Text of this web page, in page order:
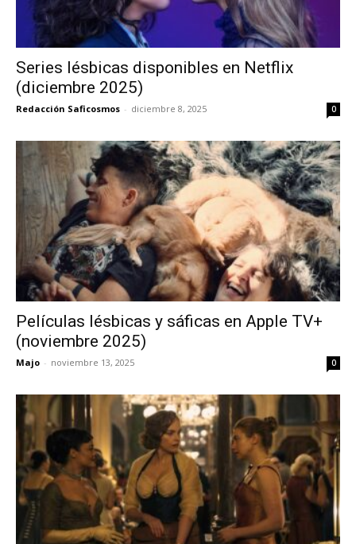
Series lésbicas disponibles en Netflix
(diciembre 2025)
Redacción Saficosmos - diciembre 8, 2025 0
Películas lésbicas y sáficas en Apple TV+
(noviembre 2025)
Majo - noviembre 13, 2025 0